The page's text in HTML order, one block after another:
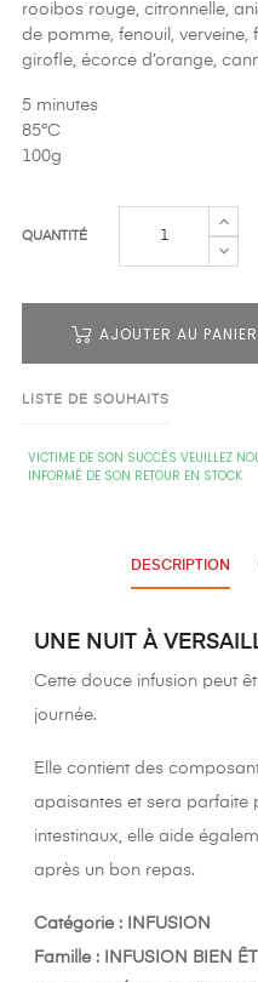
rooibos rouge, citronnelle,
de pomme, fenouil,
girofle, écorce d’orange,
5 minutes
85°C
100g
QUANTITÉ
AJOUTER AU PANIER
LISTE DE SOUHAITS
VICTIME DE SON SUCCÈS VEUILLEZ
INFORMÉ DE SON RETOUR EN STOCK
DESCRIPTION
UNE NUIT À
Cette douce infusion peut
journée.
Elle contient des
apaisantes et sera parfaite
intestinaux, elle aide
après un bon repas.
Catégorie : INFUSION
Famille : INFUSION BIEN